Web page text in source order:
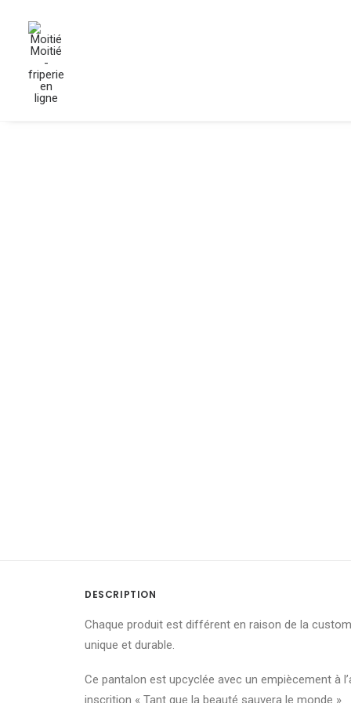
DESCRIPTION
Chaque produit est différent en raison de la
unique et durable.
Ce pantalon est upcyclée avec un empiècement à
inscrition « Tant que la beauté sauvera le monde ».